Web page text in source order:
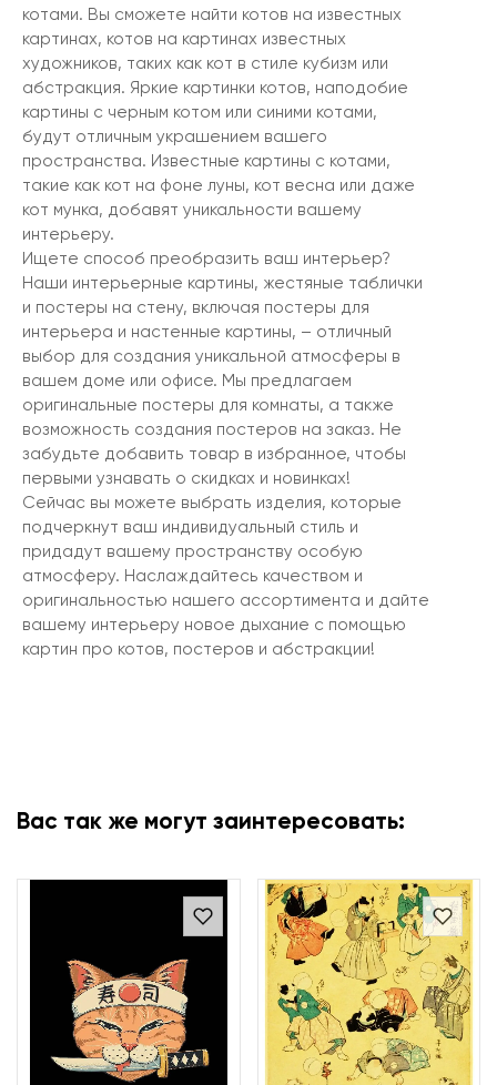
котами. Вы сможете найти котов на известных
картинах, котов на картинах известных
художников, таких как кот в стиле кубизм или
абстракция. Яркие картинки котов, наподобие
картины с черным котом или синими котами,
будут отличным украшением вашего
пространства. Известные картины с котами,
такие как кот на фоне луны, кот весна или даже
кот мунка, добавят уникальности вашему
интерьеру.
Ищете способ преобразить ваш интерьер?
Наши интерьерные картины, жестяные таблички
и постеры на стену, включая постеры для
интерьера и настенные картины, – отличный
выбор для создания уникальной атмосферы в
вашем доме или офисе. Мы предлагаем
оригинальные постеры для комнаты, а также
возможность создания постеров на заказ. Не
забудьте добавить товар в избранное, чтобы
первыми узнавать о скидках и новинках!
Сейчас вы можете выбрать изделия, которые
подчеркнут ваш индивидуальный стиль и
придадут вашему пространству особую
атмосферу. Наслаждайтесь качеством и
оригинальностью нашего ассортимента и дайте
вашему интерьеру новое дыхание с помощью
картин про котов, постеров и абстракции!
Вас так же могут заинтересовать: